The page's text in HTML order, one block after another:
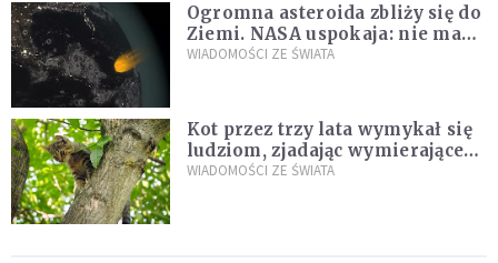
Ogromna asteroida zbliży się do
Ziemi. NASA uspokaja: nie ma
zagrożenia
WIADOMOŚCI ZE ŚWIATA
Kot przez trzy lata wymykał się
ludziom, zjadając wymierające
kaczki. W końcu popełnił
WIADOMOŚCI ZE ŚWIATA